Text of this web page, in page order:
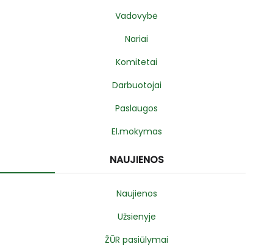
Vadovybė
Nariai
Komitetai
Darbuotojai
Paslaugos
El.mokymas
NAUJIENOS
Naujienos
Užsienyje
ŽŪR pasiūlymai